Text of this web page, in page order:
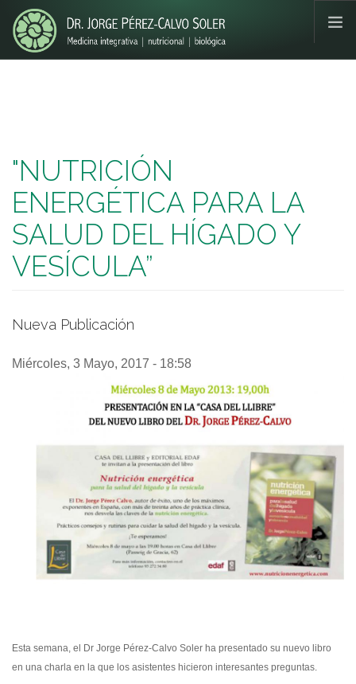
Pasar al contenido principal
LIBROS
MULTIMEDIA
BLOG
PEDIR CITA
"NUTRICIÓN
ENERGÉTICA PARA LA
SALUD DEL HÍGADO Y
VESÍCULA”
Nueva Publicación
Miércoles, 3 Mayo, 2017 - 18:58
Esta semana, el Dr Jorge Pérez-Calvo Soler ha presentado su nuevo libro
en una charla en la que los asistentes hicieron interesantes preguntas.